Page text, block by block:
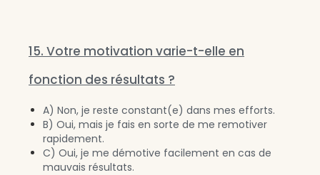
15. Votre motivation varie-t-elle en
fonction des résultats ?
A) Non, je reste constant(e) dans mes efforts.
B) Oui, mais je fais en sorte de me remotiver
rapidement.
C) Oui, je me démotive facilement en cas de
mauvais résultats.